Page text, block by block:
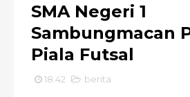
SMA Negeri 1
Sambungmacan
Piala Futsal
18.42 berita